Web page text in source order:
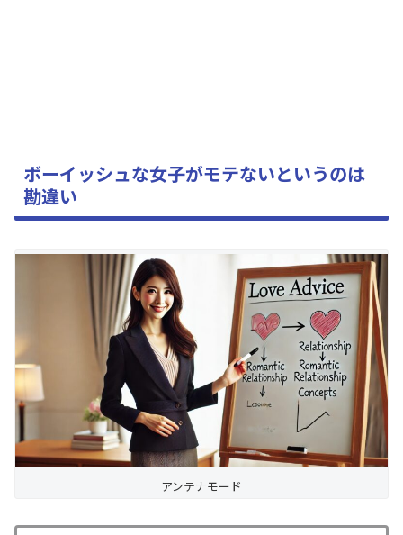
ボーイッシュな女子がモテないというのは
勘違い
アンテナモード